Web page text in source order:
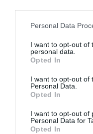
Personal Data
I want to opt-out of
personal data.
Opted In
I want to opt-out of
Personal Data.
Opted In
I want to opt-out of
Personal Data for
Opted In
μάθετε πρώτοι όλες
Δείτε όλα τα
Πολιτισμό στο